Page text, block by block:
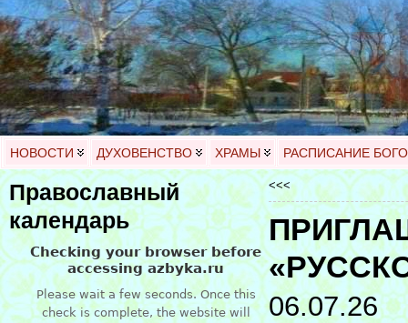
НОВОСТИ ДУХОВЕНСТВО ХРАМЫ РАСПИСАНИЕ
Православный
календарь
<<<
06.07.26